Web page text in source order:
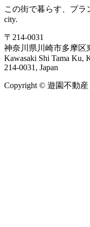
この街で暮らす、プラ
city.
〒214-0031
神奈川県川崎市多摩区
Kawasaki Shi Tama Ku,
214-0031, Japan
Copyright © 遊園不動産